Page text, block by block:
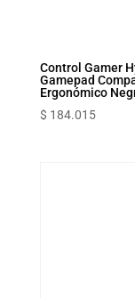
Control Gamer
Gamepad
Ergonómico
$ 184.015